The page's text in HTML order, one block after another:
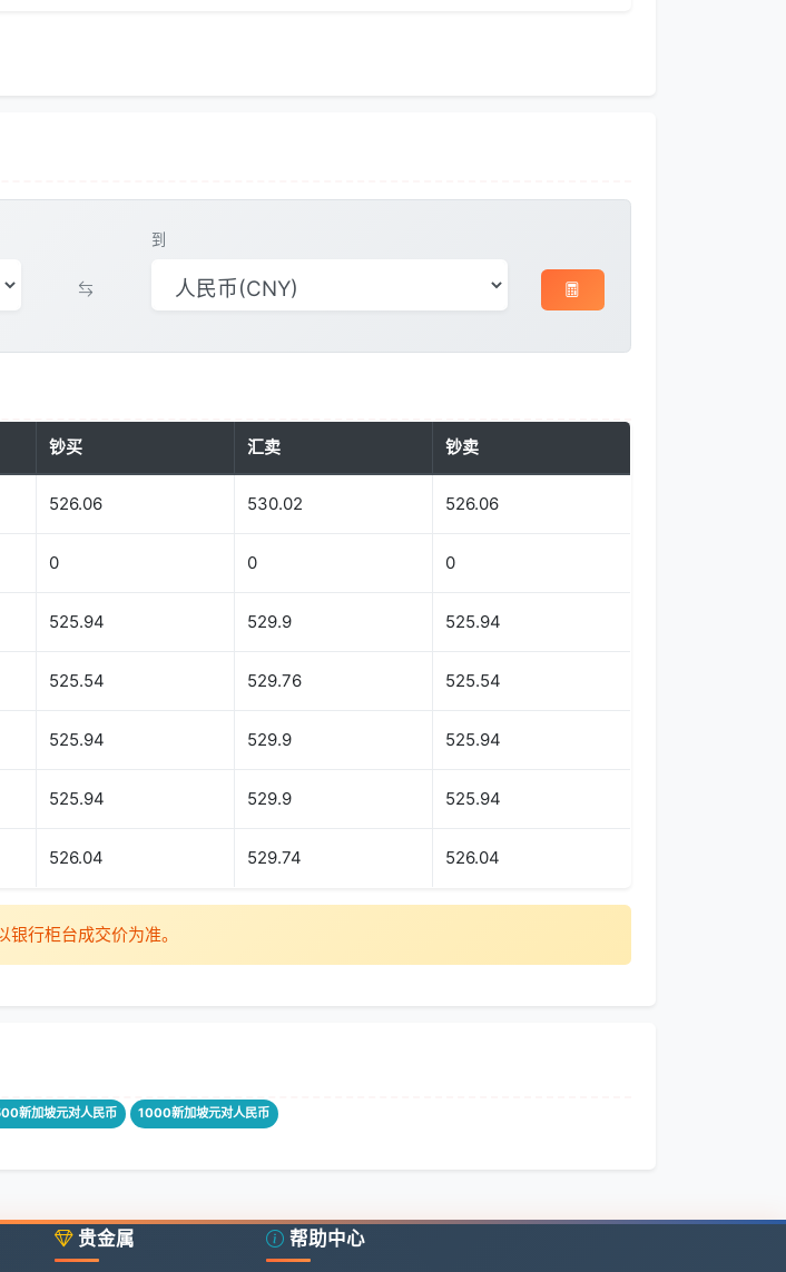
到
钞买 汇卖 钞卖
526.06 530.02 526.06
0 0 0
525.94 529.9 525.94
525.54 529.76 525.54
525.94 529.9 525.94
525.94 529.9 525.94
526.04 529.74 526.04
行柜台成交价为准。
新加坡元对人民币 1000新加坡元对人民币
贵金属 帮助中心